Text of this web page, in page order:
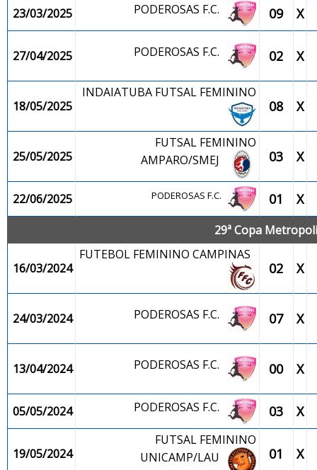
23/03/2025 PODEROSAS F.C. 09 X
27/04/2025 PODEROSAS F.C. 02 X
18/05/2025
INDAIATUBA FUTSAL FEMININO
08 X
25/05/2025
FUTSAL FEMININO
AMPARO/SMEJ
03 X
22/06/2025 PODEROSAS F.C. 01 X
29ª Copa
16/03/2024
FUTEBOL FEMININO CAMPINAS
02 X
24/03/2024 PODEROSAS F.C. 07 X
13/04/2024 PODEROSAS F.C. 00 X
05/05/2024 PODEROSAS F.C. 03 X
19/05/2024
FUTSAL FEMININO
UNICAMP/LAU
01 X